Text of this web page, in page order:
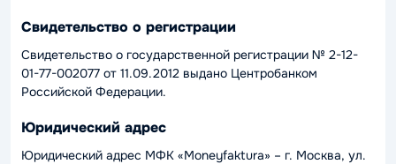
Свидетельство о регистрации
Свидетельство о государственной регистрации № 2-12-
01-77-002077 от 11.09.2012 выдано Центробанком
Российской Федерации.
Юридический адрес
Юридический адрес МФК «Moneyfaktura» – г. Москва, ул.